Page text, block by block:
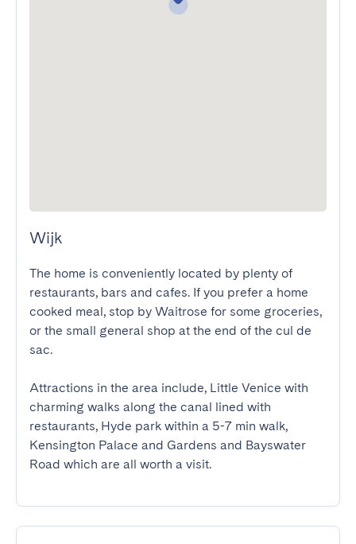
Wijk
The home is conveniently located by plenty of
restaurants, bars and cafes. If you prefer a home
cooked meal, stop by Waitrose for some groceries,
or the small general shop at the end of the cul de
sac.
Attractions in the area include, Little Venice with
charming walks along the canal lined with
restaurants, Hyde park within a 5-7 min walk,
Kensington Palace and Gardens and Bayswater
Road which are all worth a visit.